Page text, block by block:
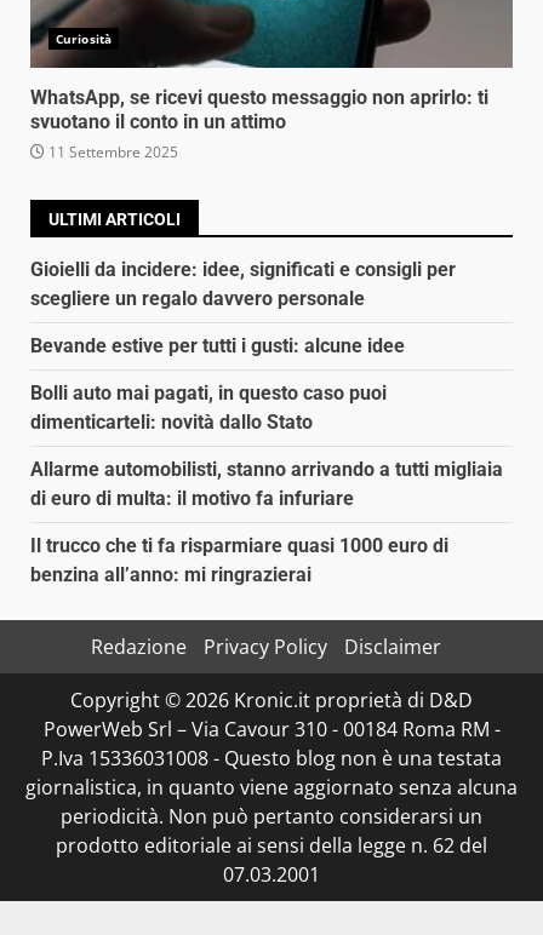
Curiosità
WhatsApp, se ricevi questo messaggio non aprirlo: ti
svuotano il conto in un attimo
11 Settembre 2025
ULTIMI ARTICOLI
Gioielli da incidere: idee, significati e consigli per
scegliere un regalo davvero personale
Bevande estive per tutti i gusti: alcune idee
Bolli auto mai pagati, in questo caso puoi
dimenticarteli: novità dallo Stato
Allarme automobilisti, stanno arrivando a tutti migliaia
di euro di multa: il motivo fa infuriare
Il trucco che ti fa risparmiare quasi 1000 euro di
benzina all’anno: mi ringrazierai
Redazione Privacy Policy
Disclaimer
Copyright © 2026 Kronic.it proprietà di D&D
PowerWeb Srl – Via Cavour 310 - 00184 Roma RM -
P.Iva 15336031008 - Questo blog non è una testata
giornalistica, in quanto viene aggiornato senza alcuna
periodicità. Non può pertanto considerarsi un
prodotto editoriale ai sensi della legge n. 62 del
07.03.2001